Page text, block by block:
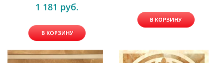
1 181 руб.
В КОРЗИНУ
В КОРЗИНУ